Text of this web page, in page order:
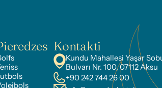
Kontakti
Kundu Mahallesi Yaşar
Bulvarı Nr. 100, 07112 Aksu
+90 242 744 26 00